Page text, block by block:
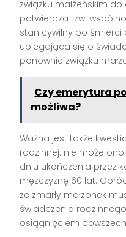
związku małżeńskim
potwierdza tzw.
stan cywilny po
ubiegająca się o
ponownie związku
Czy emerytura
możliwa?
Ważna jest także
rodzinnej: nie może
dniu ukończenia przez
mężczyznę 60 lat.
że zmarły małżonek
świadczenia
osiągnięciem